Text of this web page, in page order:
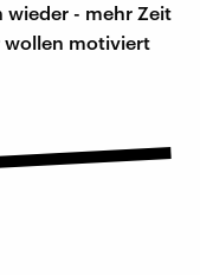
wieder - mehr Zeit
wollen motiviert